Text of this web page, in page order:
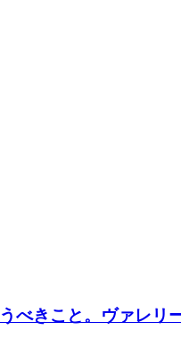
べきこと。ヴァレ